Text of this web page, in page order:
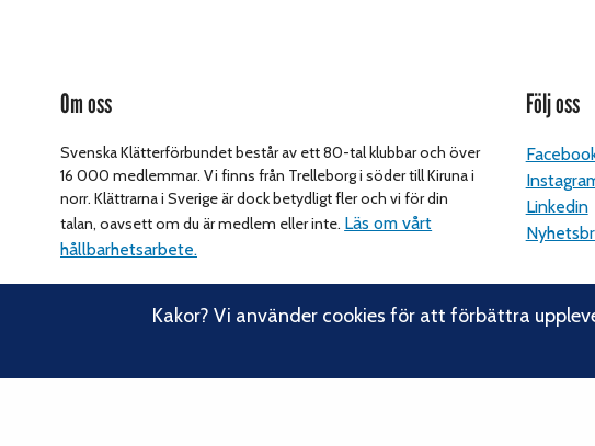
Om oss
Svenska Klätterförbundet består av ett 80-tal klubbar och över
16 000 medlemmar. Vi finns från Trelleborg i söder till Kiruna i
norr. Klättrarna i Sverige är dock betydligt fler och vi för din
talan, oavsett om du är medlem eller inte. Läs om vårt
hållbarhetsarbete.
Följ oss
Linkedin
Kakor? Vi använder cookies för att förbättra